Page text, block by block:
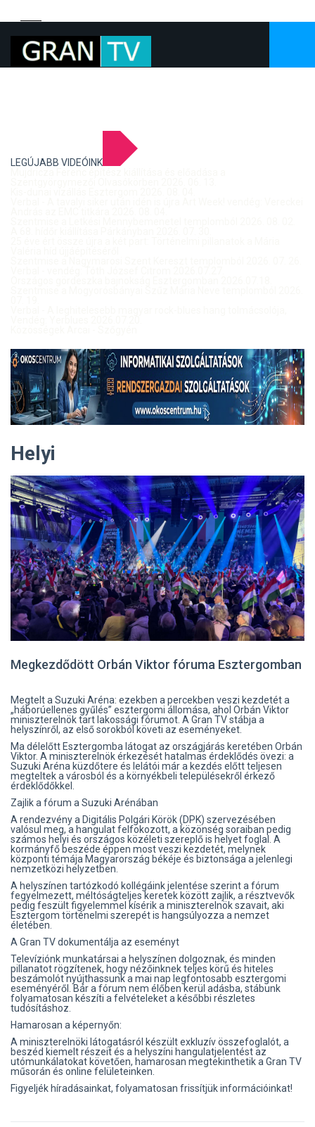
LEGÚJABB VIDEÓINK
Helyi
Megkezdődött Orbán Viktor fóruma Esztergomban
Megtelt a Suzuki Aréna: ezekben a percekben veszi kezdetét a
„háborúellenes gyűlés” esztergomi állomása, ahol Orbán Viktor
miniszterelnök tart lakossági fórumot. A Gran TV stábja a
helyszínről, az első sorokból követi az eseményeket.
Ma délelőtt Esztergomba látogat az országjárás keretében Orbán
Viktor. A miniszterelnök érkezését hatalmas érdeklődés övezi: a
Suzuki Aréna küzdőtere és lelátói már a kezdés előtt teljesen
megteltek a városból és a környékbeli településekről érkező
érdeklődőkkel.
Zajlik a fórum a Suzuki Arénában
A rendezvény a Digitális Polgári Körök (DPK) szervezésében
valósul meg, a hangulat felfokozott, a közönség soraiban pedig
számos helyi és országos közéleti szereplő is helyet foglal. A
kormányfő beszéde éppen most veszi kezdetét, melynek
központi témája Magyarország békéje és biztonsága a jelenlegi
nemzetközi helyzetben.
A helyszínen tartózkodó kollégáink jelentése szerint a fórum
fegyelmezett, méltóságteljes keretek között zajlik, a résztvevők
pedig feszült figyelemmel kísérik a miniszterelnök szavait, aki
Esztergom történelmi szerepét is hangsúlyozza a nemzet
életében.
A Gran TV dokumentálja az eseményt
Televíziónk munkatársai a helyszínen dolgoznak, és minden
pillanatot rögzítenek, hogy nézőinknek teljes körű és hiteles
beszámolót nyújthassunk a mai nap legfontosabb esztergomi
eseményéről. Bár a fórum nem élőben kerül adásba, stábunk
folyamatosan készíti a felvételeket a későbbi részletes
tudósításhoz.
Hamarosan a képernyőn:
A miniszterelnöki látogatásról készült exkluzív összefoglalót, a
beszéd kiemelt részeit és a helyszíni hangulatjelentést az
utómunkálatokat követően, hamarosan megtekinthetik a Gran TV
műsorán és online felületeinken.
Figyeljék híradásainkat, folyamatosan frissítjük információinkat!